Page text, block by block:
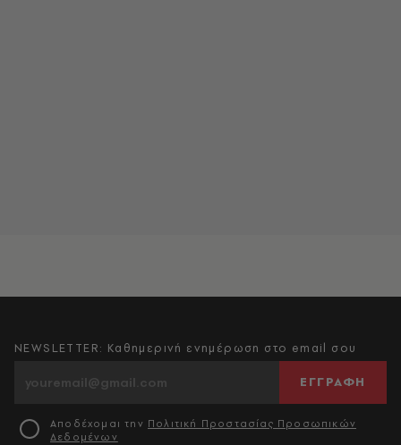
NEWSLETTER: Καθημερινή ενημέρωση στο email σου
ΕΓΓΡΑΦΗ
Αποδέχομαι την Πολιτική Προστασίας Προσωπικών
Δεδομένων